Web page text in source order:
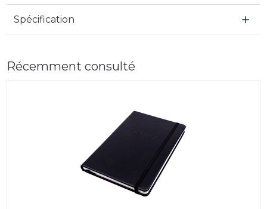
Spécification
Récemment consulté